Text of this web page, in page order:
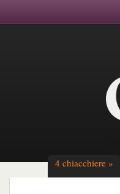
4 chiacchiere »